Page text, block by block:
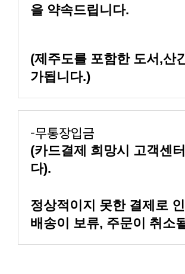
을 약속드립니다.
가됩니다.)
-무통장입금
다).
배송이 보류, 주문이 취소